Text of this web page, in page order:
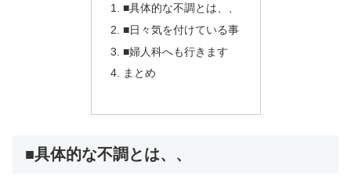
■具体的な不調とは、、
■日々気を付けている事
■婦人科へも行きます
まとめ
■具体的な不調とは、、